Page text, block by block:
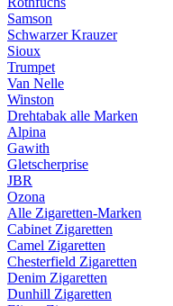
Samson
Schwarzer Krauzer
Sioux
Trumpet
Van Nelle
Winston
Drehtabak alle Marken
Alpina
Gawith
Gletscherprise
JBR
Ozona
Alle Zigaretten-Marken
Cabinet Zigaretten
Camel Zigaretten
Chesterfield Zigaretten
Denim Zigaretten
Dunhill Zigaretten